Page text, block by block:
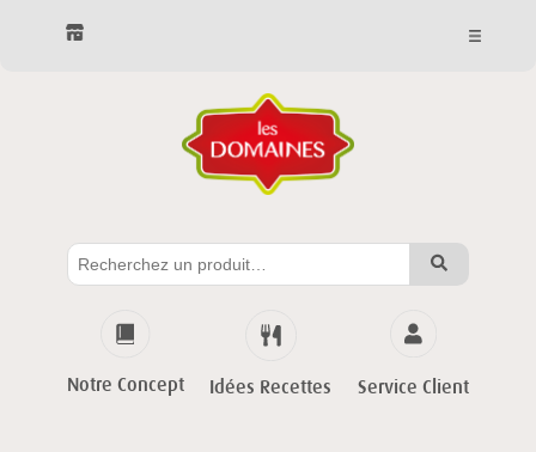
Notre Concept Idées Recettes Service Client